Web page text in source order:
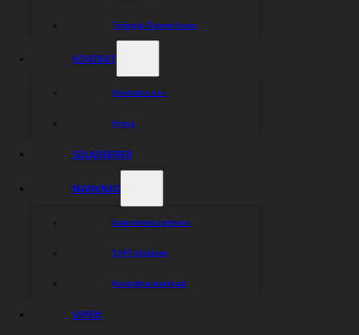
Träning/Öppen bana
KONTAKT
Kontakta oss
Press
SOUVENIRER
MARKNAD
Samarbetspartners
1947-klubben
Kontakta marknad
VIPEN